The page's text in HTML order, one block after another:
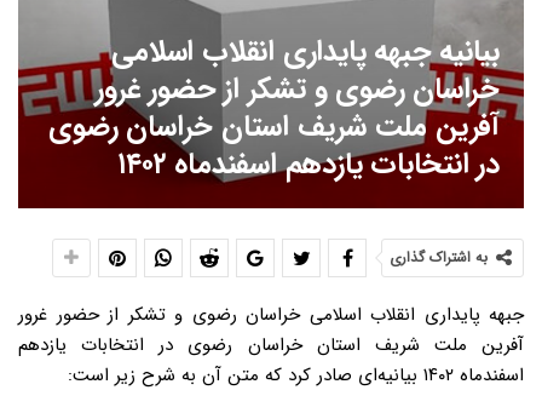
بیانیه جبهه پایداری انقلاب اسلامی
خراسان رضوی و تشکر از حضور غرور
آفرین ملت شریف استان خراسان رضوی
در انتخابات یازدهم اسفندماه ۱۴۰۲
به اشتراک گذاری
جبهه پایداری انقلاب اسلامی خراسان رضوی و تشکر از حضور غرور
آفرین ملت شریف استان خراسان رضوی در انتخابات یازدهم
اسفندماه ۱۴۰۲ بیانیه‌ای صادر کرد که متن آن به شرح زیر است: